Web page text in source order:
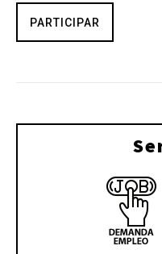
PARTICIPAR